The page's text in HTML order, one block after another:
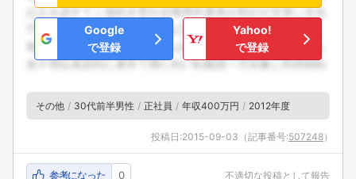
Google
で登録
Yahoo!
で登録
その他 30代前半男性 正社員 年収400万円 2012年度
投稿日:2015-09-03 （記事番号:507248）
参考になった 0 不適切な投稿として報告